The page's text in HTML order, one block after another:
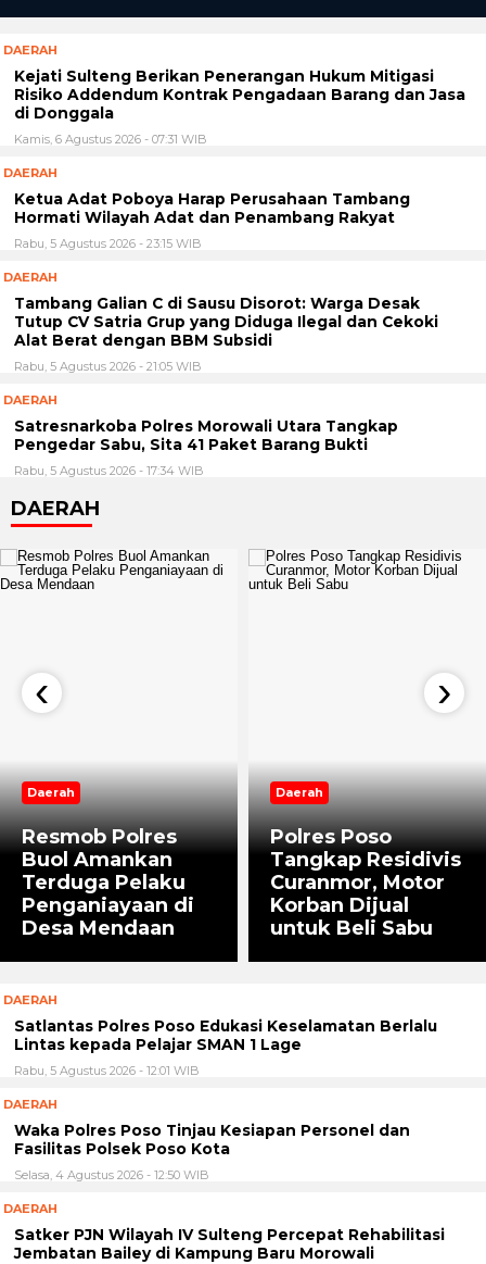
DAERAH
Kejati Sulteng Berikan Penerangan Hukum Mitigasi
Risiko Addendum Kontrak Pengadaan Barang dan Jasa
di Donggala
Kamis, 6 Agustus 2026 - 07:31 WIB
DAERAH
Ketua Adat Poboya Harap Perusahaan Tambang
Hormati Wilayah Adat dan Penambang Rakyat
Rabu, 5 Agustus 2026 - 23:15 WIB
DAERAH
Tambang Galian C di Sausu Disorot: Warga Desak
Tutup CV Satria Grup yang Diduga Ilegal dan Cekoki
Alat Berat dengan BBM Subsidi
Rabu, 5 Agustus 2026 - 21:05 WIB
DAERAH
Satresnarkoba Polres Morowali Utara Tangkap
Pengedar Sabu, Sita 41 Paket Barang Bukti
Rabu, 5 Agustus 2026 - 17:34 WIB
DAERAH
Daerah
Resmob Polres
Buol Amankan
Terduga Pelaku
Penganiayaan di
Desa Mendaan
Daerah
Polres Poso
Tangkap Residivis
Curanmor, Motor
Korban Dijual
untuk Beli Sabu
‹ ›
DAERAH
Satlantas Polres Poso Edukasi Keselamatan Berlalu
Lintas kepada Pelajar SMAN 1 Lage
Rabu, 5 Agustus 2026 - 12:01 WIB
DAERAH
Waka Polres Poso Tinjau Kesiapan Personel dan
Fasilitas Polsek Poso Kota
Selasa, 4 Agustus 2026 - 12:50 WIB
DAERAH
Satker PJN Wilayah IV Sulteng Percepat Rehabilitasi
Jembatan Bailey di Kampung Baru Morowali